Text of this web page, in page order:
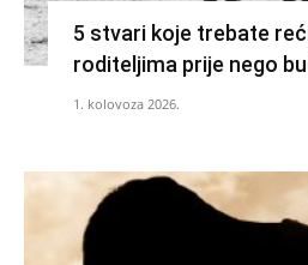
5 stvari koje trebate
roditeljima prije nego
1. kolovoza 2026.